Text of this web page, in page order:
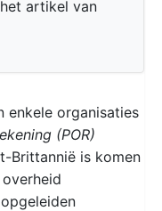
artikel van
enkele organisaties
(POR)
Brittannië is komen